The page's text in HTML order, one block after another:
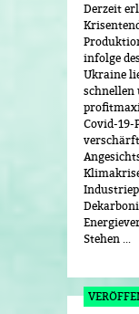
Derzeit
infolge
Ukraine
schnellen
Covid-19-
Stehen ...